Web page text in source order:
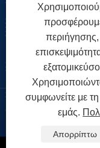
Delivery
Πνευματικά
την
συμφωνείτε με
εμάς.
Απορρίπτω